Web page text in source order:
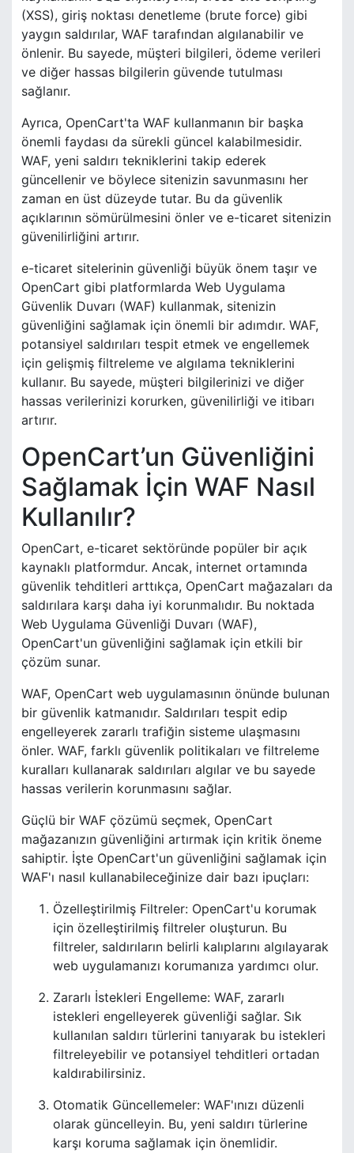
(XSS), giriş noktası denetleme (brute force) gibi
yaygın saldırılar, WAF tarafından algılanabilir ve
önlenir. Bu sayede, müşteri bilgileri, ödeme verileri
ve diğer hassas bilgilerin güvende tutulması
sağlanır.
Ayrıca, OpenCart'ta WAF kullanmanın bir başka
önemli faydası da sürekli güncel kalabilmesidir.
WAF, yeni saldırı tekniklerini takip ederek
güncellenir ve böylece sitenizin savunmasını her
zaman en üst düzeyde tutar. Bu da güvenlik
açıklarının sömürülmesini önler ve e-ticaret sitenizin
güvenilirliğini artırır.
e-ticaret sitelerinin güvenliği büyük önem taşır ve
OpenCart gibi platformlarda Web Uygulama
Güvenlik Duvarı (WAF) kullanmak, sitenizin
güvenliğini sağlamak için önemli bir adımdır. WAF,
potansiyel saldırıları tespit etmek ve engellemek
için gelişmiş filtreleme ve algılama tekniklerini
kullanır. Bu sayede, müşteri bilgilerinizi ve diğer
hassas verilerinizi korurken, güvenilirliği ve itibarı
artırır.
OpenCart’un Güvenliğini
Sağlamak İçin WAF Nasıl
Kullanılır?
OpenCart, e-ticaret sektöründe popüler bir açık
kaynaklı platformdur. Ancak, internet ortamında
güvenlik tehditleri arttıkça, OpenCart mağazaları da
saldırılara karşı daha iyi korunmalıdır. Bu noktada
Web Uygulama Güvenliği Duvarı (WAF),
OpenCart'un güvenliğini sağlamak için etkili bir
çözüm sunar.
WAF, OpenCart web uygulamasının önünde bulunan
bir güvenlik katmanıdır. Saldırıları tespit edip
engelleyerek zararlı trafiğin sisteme ulaşmasını
önler. WAF, farklı güvenlik politikaları ve filtreleme
kuralları kullanarak saldırıları algılar ve bu sayede
hassas verilerin korunmasını sağlar.
Güçlü bir WAF çözümü seçmek, OpenCart
mağazanızın güvenliğini artırmak için kritik öneme
sahiptir. İşte OpenCart'un güvenliğini sağlamak için
WAF'ı nasıl kullanabileceğinize dair bazı ipuçları:
Özelleştirilmiş Filtreler: OpenCart'u korumak
için özelleştirilmiş filtreler oluşturun. Bu
filtreler, saldırıların belirli kalıplarını algılayarak
web uygulamanızı korumanıza yardımcı olur.
Zararlı İstekleri Engelleme: WAF, zararlı
istekleri engelleyerek güvenliği sağlar. Sık
kullanılan saldırı türlerini tanıyarak bu istekleri
filtreleyebilir ve potansiyel tehditleri ortadan
kaldırabilirsiniz.
Otomatik Güncellemeler: WAF'ınızı düzenli
olarak güncelleyin. Bu, yeni saldırı türlerine
karşı koruma sağlamak için önemlidir.